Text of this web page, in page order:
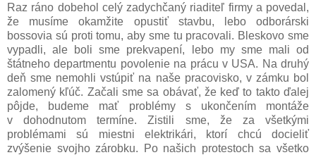
Raz ráno dobehol celý zadychčaný riaditeľ firmy a povedal,
že musíme okamžite opustiť stavbu, lebo odborárski
bossovia sú proti tomu, aby sme tu pracovali. Bleskovo sme
vypadli, ale boli sme prekvapení, lebo my sme mali od
štátneho departmentu povolenie na prácu v USA. Na druhý
deň sme nemohli vstúpiť na naše pracovisko, v zámku bol
zalomený kľúč. Začali sme sa obávať, že keď to takto ďalej
pôjde, budeme mať problémy s ukončením montáže
v dohodnutom termíne. Zistili sme, že za všetkými
problémami sú miestni elektrikári, ktorí chcú docieliť
zvýšenie svojho zárobku. Po našich protestoch sa všetko